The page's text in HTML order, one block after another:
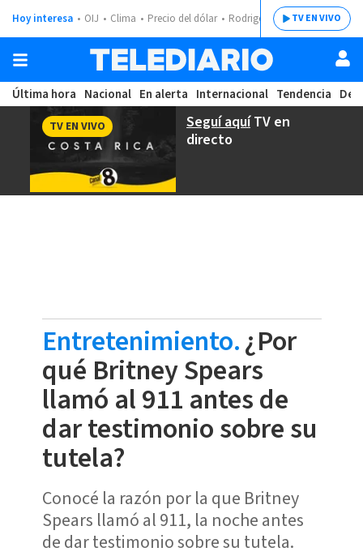
Hoy interesa OIJ Clima Precio del dólar Rodrigo ChavesTV EN VIVO
Última hora Nacional En alerta Internacional Tendencia
Seguí aquíTV en
directo
TV EN VIVO
Entretenimiento.¿Por
qué Britney Spears
llamó al 911 antes de
dar testimonio sobre su
tutela?
Conocé la razón por la que Britney
Spears llamó al 911, la noche antes
de dar testimonio sobre su tutela.